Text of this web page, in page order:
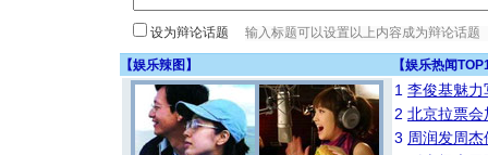
设为辩论话题
【娱乐辣图 】 【娱乐热闻
1 李俊基魅力
2 北京拉票
3 周润发周